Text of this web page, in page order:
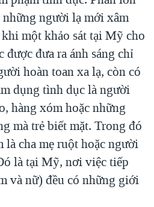
người lạ mới xâm
một khảo sát tại Mỹ cho
đưa ra ánh sáng chỉ
hoàn toan xa lạ, còn có
dụng tình dục là người
hàng xóm hoặc những
mà trẻ biết mặt. Trong đó
là cha mẹ ruột hoặc người
là tại Mỹ, nơi việc tiếp
và nữ) đều có những giới